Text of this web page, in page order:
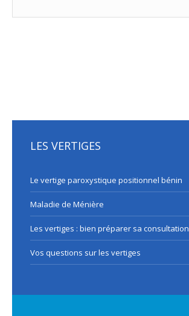
LES VERTIGES
Le vertige paroxystique positionnel bénin
Maladie de Ménière
Les vertiges : bien préparer sa consultation
Vos questions sur les vertiges